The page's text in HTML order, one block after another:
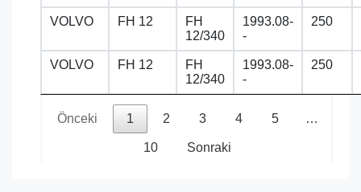
VOLVO FH 12
FH
12/340
1993.08-
-
250
VOLVO FH 12
FH
12/340
1993.08-
-
250
Önceki 1 2 3 4 5 …
10 Sonraki